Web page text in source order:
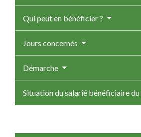
Qui peut en bénéficier ?
Jours concernés
Démarche
Situation du salarié bénéficiaire du